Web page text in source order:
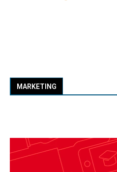
MARKETING